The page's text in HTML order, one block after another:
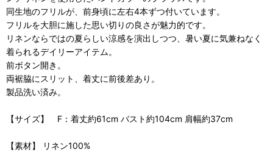
同生地のフリルが、前身頃に左右4本ずつ付いています。
フリルを大胆に施した思い切りの良さが魅力的です。
リネンならではの夏らしい涼感を演出しつつ、暑い夏に気兼ねなく
着られるデイリーアイテム。
前ボタン開き。
両裾脇にスリット、着丈に前後差あり。
製品洗い済み。
【サイズ】 F：着丈約61cm バスト約104cm 肩幅約37cm
【素材】 リネン100%